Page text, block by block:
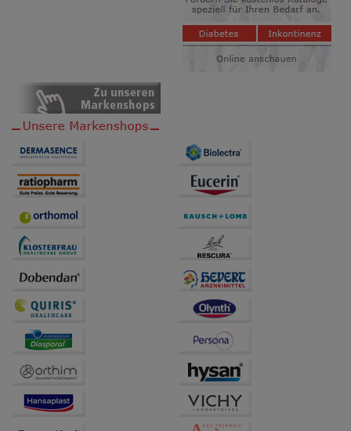
Drittseiten möglichst relevant für Sie zu gestalten.
Bitte beachten Sie, dass Daten hierfür teilweise an
Dritte wie z.B. Google oder soziale Medien